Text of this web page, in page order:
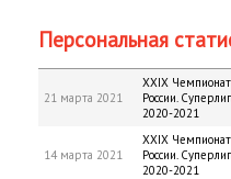
Персональная
21 марта 2021
XXIX Чемпионат
России.
2020-2021
14 марта 2021
XXIX Чемпионат
России.
2020-2021